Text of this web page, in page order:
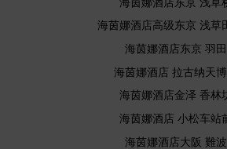
海茵娜酒店高级东京 浅草
海茵娜酒店东京 羽田
海茵娜酒店 拉古纳天
海茵娜酒店金泽 香林
海茵娜酒店 小松车站
海茵娜酒店大阪 難波